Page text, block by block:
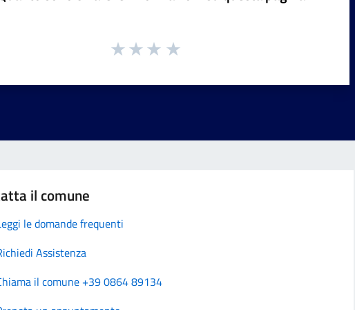
il comune
le domande frequenti
Assistenza
il comune +39 0864 89134